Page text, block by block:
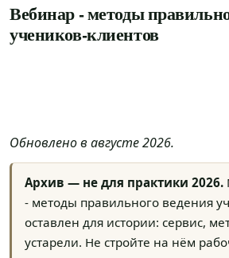
Вебинар - методы
учеников-клиентов
Обновлено в августе 2026.
Архив — не для практики 2026.
- методы правильного ведения
оставлен для истории: сервис,
устарели. Не стройте на нём